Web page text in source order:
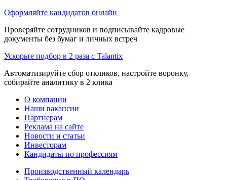
Оформляйте кандидатов онлайн
Проверяйте сотрудников и подписывайте кадровые
документы без бумаг и личных встреч
Ускорьте подбор в 2 раза с Talantix
Автоматизируйте сбор откликов, настройте воронку,
собирайте аналитику в 2 клика
О компании
Наши вакансии
Партнерам
Реклама на сайте
Новости и статьи
Инвесторам
Кандидаты по профессиям
Производственный календарь